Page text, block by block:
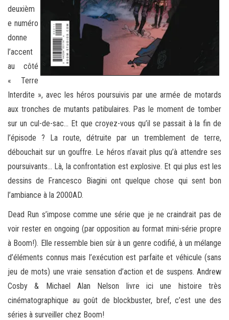
deuxièm
e numéro
donne
l’accent
au côté
« Terre
Interdite », avec les héros poursuivis par une armée de motards
aux tronches de mutants patibulaires. Pas le moment de tomber
sur un cul-de-sac… Et que croyez-vous qu’il se passait à la fin de
l’épisode ? La route, détruite par un tremblement de terre,
débouchait sur un gouffre. Le héros n’avait plus qu’à attendre ses
poursuivants… Là, la confrontation est explosive. Et qui plus est les
dessins de Francesco Biagini ont quelque chose qui sent bon
l’ambiance à la 2000AD.
Dead Run s’impose comme une série que je ne craindrait pas de
voir rester en ongoing (par opposition au format mini-série propre
à Boom!). Elle ressemble bien sûr à un genre codifié, à un mélange
d’éléments connus mais l’exécution est parfaite et véhicule (sans
jeu de mots) une vraie sensation d’action et de suspens. Andrew
Cosby & Michael Alan Nelson livre ici une histoire très
cinématographique au goût de blockbuster, bref, c’est une des
séries à surveiller chez Boom!